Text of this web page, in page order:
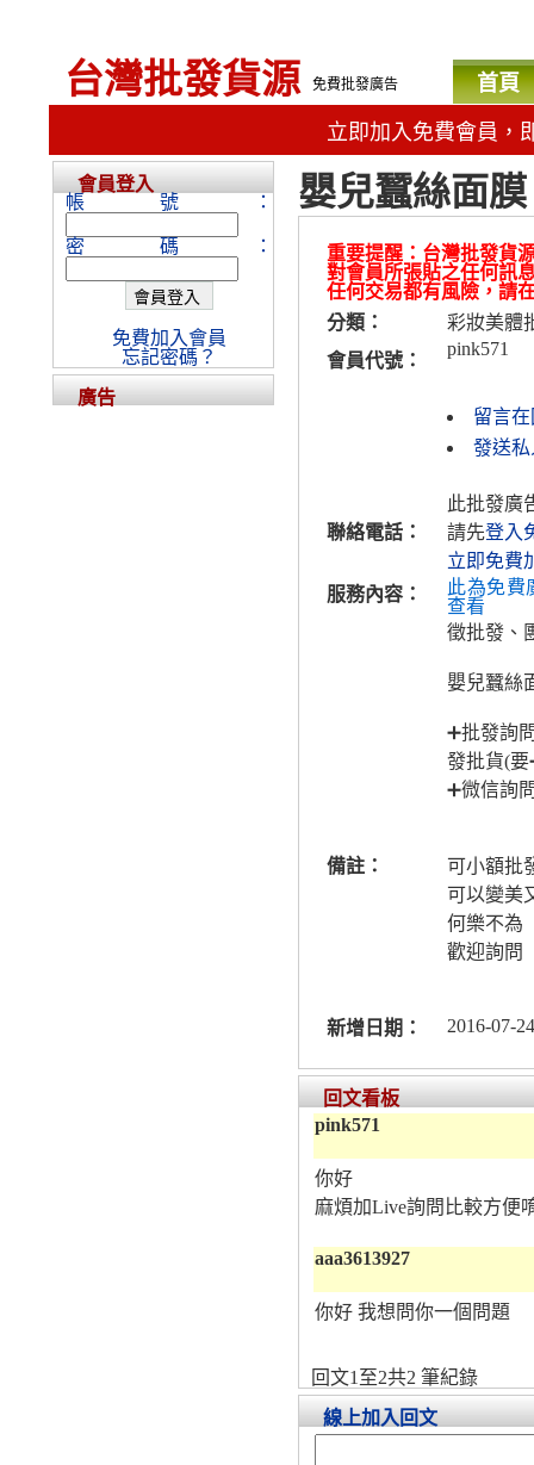
台灣批發貨源 免費批發廣告 首頁
立即加入免費會員，
嬰兒蠶絲面
重要提醒：台灣批發貨
對會員所張貼之任何訊
任何交易都有風險，請
分類：
彩妝美體
會員代號：
pink571
留言
發送私
聯絡電話：
此批發廣
請先登入
立即免費
服務內容：
此為免費
查看
徵批發、
嬰兒蠶絲
➕批發詢
發批貨(要
➕微信詢
備註：
可小額批
可以變美
何樂不為
歡迎詢問
新增日期： 2016-07-
回文看板
pink571
你好
麻煩加Live詢問比較方便
aaa3613927
你好 我想問你一個問題
回文1至2共2 筆紀錄
線上加入回文
會員登入
帳號：
密碼：
免費加入會員
忘記密碼？
廣告